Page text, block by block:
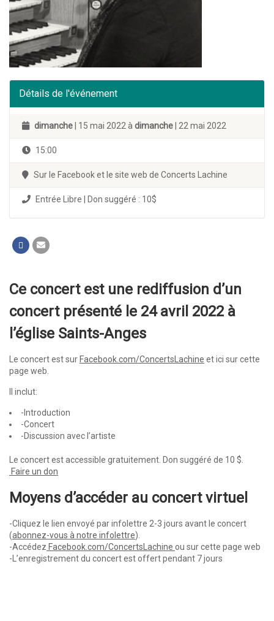
Détails de l'événement
dimanche | 15 mai 2022 à dimanche | 22 mai 2022
15:00
Sur le Facebook et le site web de Concerts Lachine
Entrée Libre | Don suggéré : 10$
Ce concert est une rediffusion d’un
concert présenté le 24 avril 2022 à
l’église Saints-Anges
Le concert est sur Facebook.com/ConcertsLachine et ici sur cette
page web.
Il inclut:
-Introduction
-Concert
-Discussion avec l’artiste
Le concert est accessible gratuitement. Don suggéré de 10 $.
Faire un don
Moyens d’accéder au concert virtuel
-Cliquez le lien envoyé par infolettre 2-3 jours avant le concert
(abonnez-vous à notre infolettre).
-Accédez Facebook.com/ConcertsLachine ou sur cette page web
-L’enregistrement du concert est offert pendant 7 jours